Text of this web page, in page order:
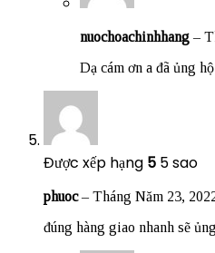
nuochoachinhhang –
Dạ cám ơn a đã ủng
Được xếp hạng 5 5 sao
phuoc– Tháng Năm 23,
đúng hàng giao nhanh sẽ